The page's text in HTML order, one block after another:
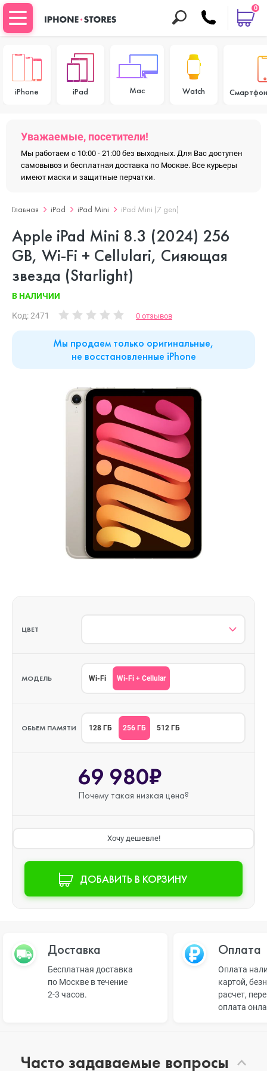
0
iPhone iPad Mac Watch
Уважаемые, посетители!
Мы работаем с 10:00 - 21:00 без выходных. Для Вас доступен
самовывоз и бесплатная доставка по Москве. Все курьеры
имеют маски и защитные перчатки.
Главная iPad iPad Mini iPad Mini (7 gen)
Apple iPad Mini 8.3 (2024) 256
GB, Wi-Fi + Cellulari, Сияющая
звезда (Starlight)
В НАЛИЧИИ
Код: 2471 0 отзывов
Мы продаем только оригинальные,
не восстановленные iPhone
ЦВЕТ
МОДЕЛЬ Wi-Fi Wi-Fi + Cellular
ОБЬЕМ ПАМЯТИ 128 ГБ 256 ГБ 512 ГБ
69 980₽
Почему такая низкая цена?
Хочу дешевле!
ДОБАВИТЬ В КОРЗИНУ
Доставка
Бесплатная доставка
по Москве в течение
2-3 часов.
Оплата
Оплата
картой,
расчет,
оплата
Часто задаваемые вопросы